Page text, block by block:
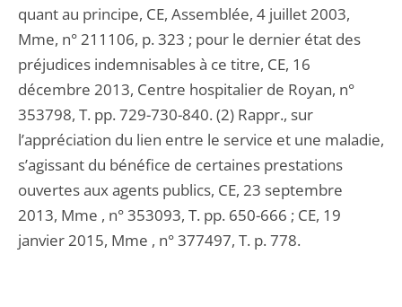
quant au principe, CE, Assemblée, 4 juillet 2003,
Mme, n° 211106, p. 323 ; pour le dernier état des
préjudices indemnisables à ce titre, CE, 16
décembre 2013, Centre hospitalier de Royan, n°
353798, T. pp. 729-730-840. (2) Rappr., sur
l’appréciation du lien entre le service et une maladie,
s’agissant du bénéfice de certaines prestations
ouvertes aux agents publics, CE, 23 septembre
2013, Mme , n° 353093, T. pp. 650-666 ; CE, 19
janvier 2015, Mme , n° 377497, T. p. 778.